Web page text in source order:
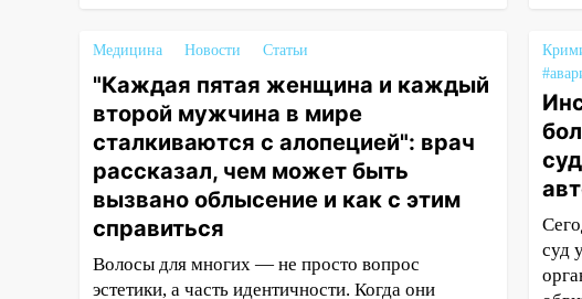
14:40
Ульяновске запретили
остановку автомобилей на 50-
метровом участке
14:22 В Новом городе 8 августа
пройдет большой фестиваль
«Наше время» с
мотофристайлом и концертом
«Мураками»
14:04 Жару смоет ливнями:
Медицина Новости Статьи
"Каждая пятая женщина и каждый
второй мужчина в мире
сталкиваются с алопецией": врач
рассказал, чем может быть
вызвано облысение и как с этим
справиться
Волосы для многих — не просто вопрос
эстетики, а часть идентичности. Когда они
суд